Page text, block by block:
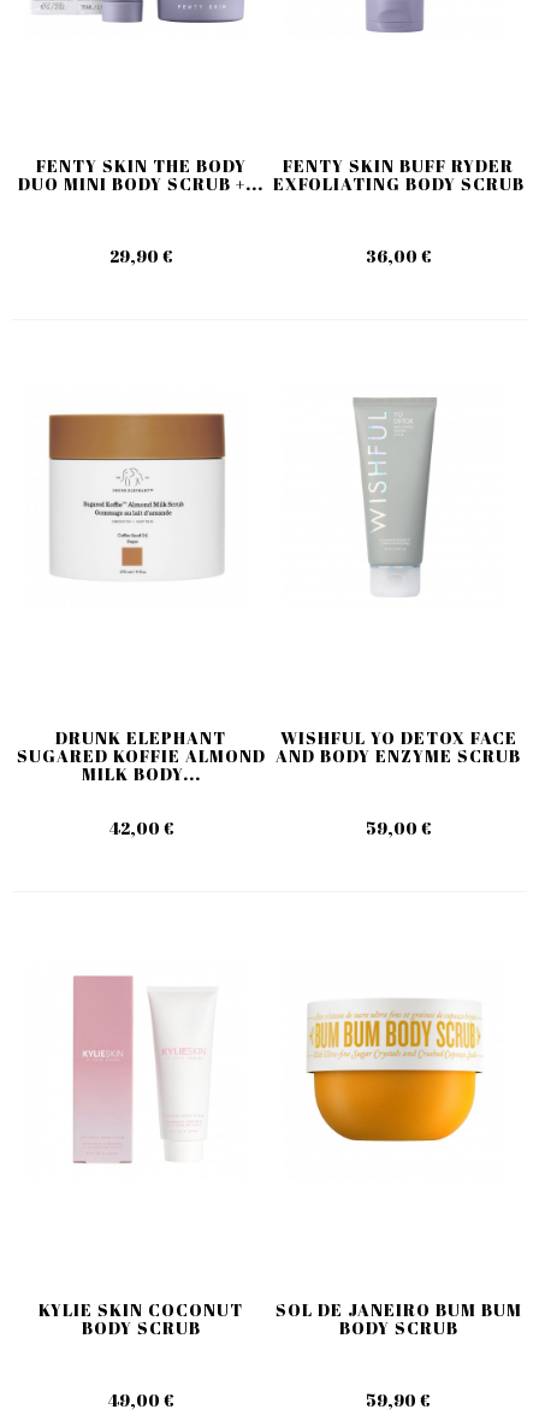
FENTY SKIN THE BODY
DUO MINI BODY SCRUB +...
29,90 €
FENTY SKIN BUFF RYDER
EXFOLIATING BODY SCRUB
36,00 €
DRUNK ELEPHANT
SUGARED KOFFIE ALMOND
MILK BODY...
42,00 €
WISHFUL YO DETOX FACE
AND BODY ENZYME SCRUB
59,00 €
KYLIE SKIN COCONUT
BODY SCRUB
49,00 €
SOL DE JANEIRO BUM BUM
BODY SCRUB
59,90 €